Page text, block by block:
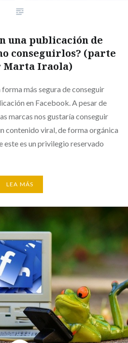
una publicación de
conseguirlos? (parte
Iraola)
forma más segura de conseguir
en Facebook. A pesar de
marcas nos gustaría conseguir
contenido viral, de forma orgánica
este es un privilegio reservado
LEA MÁS